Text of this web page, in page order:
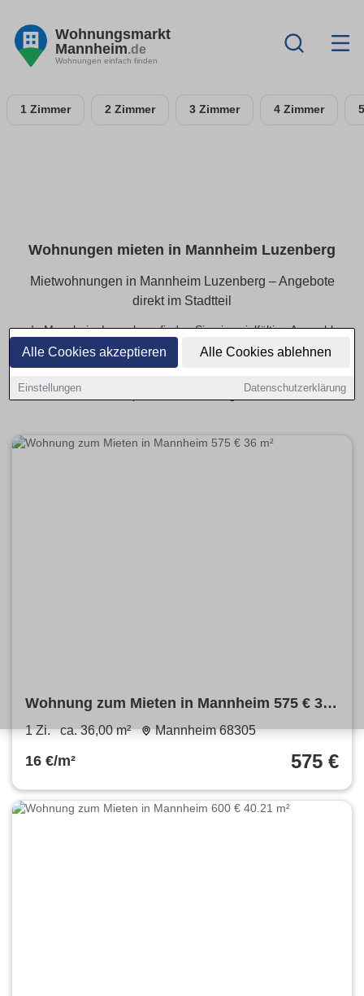
Alle Cookies akzeptieren Alle Cookies ablehnen
Einstellungen Datenschutzerklärung
Wohnungsmarkt
Mannheim.de
Wohnungen einfach finden
1 Zimmer 2 Zimmer 3 Zimmer 4 Zimmer
Wohnungen mieten in Mannheim Luzenberg
Mietwohnungen in Mannheim Luzenberg – Angebote
direkt im Stadtteil
In Mannheim Luzenberg finden Sie eine vielfältige Auswahl
an Mietwohnungen – von kompakten Apartments bis hin zu
geräumigen Familienwohnungen. Alle Angebote lassen sich
schnell die passende Wohnung zu finden.
Wohnung zum Mieten in Mannheim 575 € 36
m²
1 Zi. ca. 36,00 m² Mannheim 68305
16 €/m² 575 €